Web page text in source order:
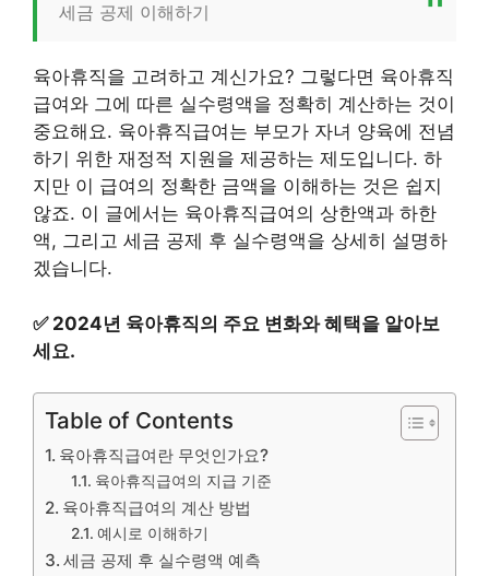
세금 공제 이해하기
육아휴직을 고려하고 계신가요? 그렇다면 육아휴직
급여와 그에 따른 실수령액을 정확히 계산하는 것이
중요해요. 육아휴직급여는 부모가 자녀 양육에 전념
하기 위한 재정적 지원을 제공하는 제도입니다. 하
지만 이 급여의 정확한 금액을 이해하는 것은 쉽지
않죠. 이 글에서는 육아휴직급여의 상한액과 하한
액, 그리고 세금 공제 후 실수령액을 상세히 설명하
겠습니다.
✅ 2024년 육아휴직의 주요 변화와 혜택을 알아보
세요.
Table of Contents
육아휴직급여란 무엇인가요?
육아휴직급여의 지급 기준
육아휴직급여의 계산 방법
예시로 이해하기
세금 공제 후 실수령액 예측